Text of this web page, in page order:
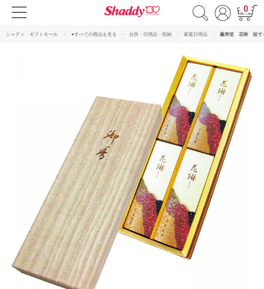
0
シャディ ギフトモール ●すべての商品を見る 台所・日用品・収納 家庭日用品 薫寿堂 花琳 短寸